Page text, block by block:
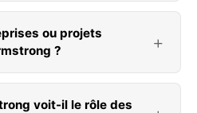
ou projets
?
voit-il le rôle des